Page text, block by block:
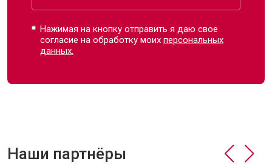
Нажимая на кнопку отправить я даю свое
согласие на обработку моихперсональных
данных.
Наши партнёры